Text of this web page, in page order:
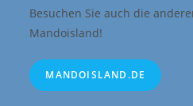
Besuchen Sie auch die
Mandoisland!
MANDOISLAND.DE